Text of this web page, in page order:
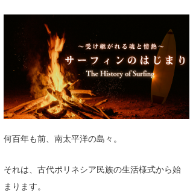
今月のプレゼント
何百年も前、南太平洋の島々。
それは、古代ポリネシア民族の生活様式から始
まります。
湘南
千葉北
伊豆
千葉南
大阪
四国
沖縄
その他
ルール＆How to
VOTE!
サーファーズ